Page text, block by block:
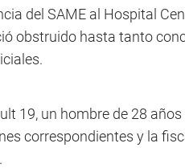
del SAME al Hospital
obstruido hasta tanto
19, un hombre de 28
correspondientes y la